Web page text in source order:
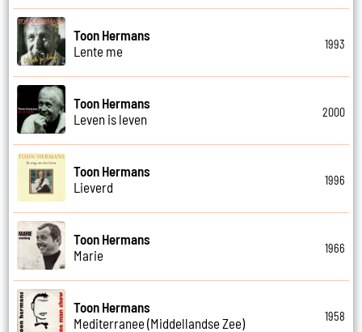
Toon Hermans
Lente me
1993
Toon Hermans
Leven is leven
2000
Toon Hermans
Lieverd
1996
Toon Hermans
Marie
1966
Toon Hermans
Mediterranee (Middellandse Zee)
1958